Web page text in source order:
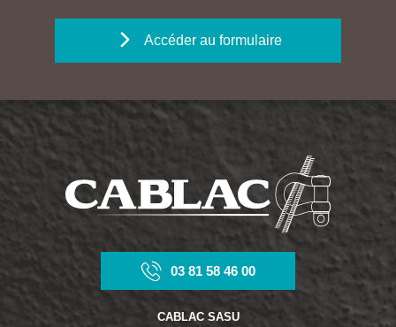
Accéder au formulaire
03 81 58 46 00
CABLAC SASU